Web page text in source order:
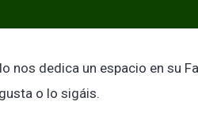
nos dedica un espacio en su
o lo sigáis.